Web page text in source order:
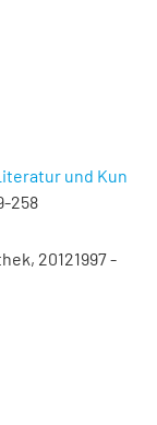
und Kun
258
20121997 -